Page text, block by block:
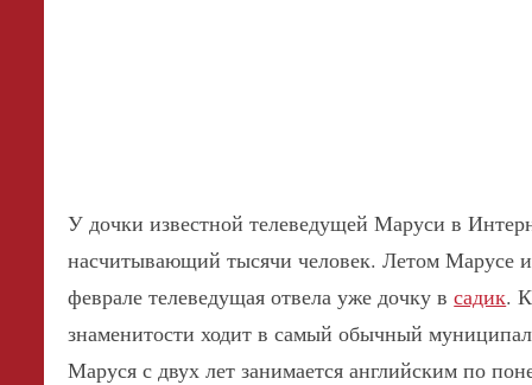
У дочки известной телеведущей Маруси в
насчитывающий тысячи человек. Летом Марусе
феврале телеведущая отвела уже дочку всадик.
знаменитости ходит в самый обычный
Маруся с двух лет занимается английским по